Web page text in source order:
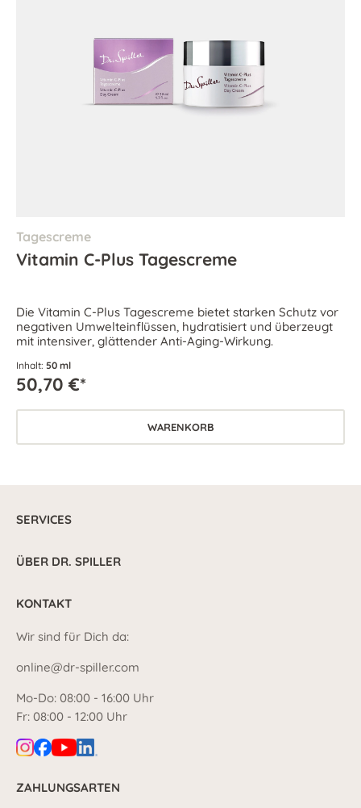
Tagescreme
Vitamin C-Plus Tagescreme
Die Vitamin C-Plus Tagescreme bietet starken Schutz vor
negativen Umwelteinflüssen, hydratisiert und überzeugt
mit intensiver, glättender Anti-Aging-Wirkung.
Inhalt: 50 ml
50,70 €*
WARENKORB
SERVICES
ÜBER DR. SPILLER
KONTAKT
Wir sind für Dich da:
online@dr-spiller.com
Mo-Do: 08:00 - 16:00 Uhr
Fr: 08:00 - 12:00 Uhr
ZAHLUNGSARTEN